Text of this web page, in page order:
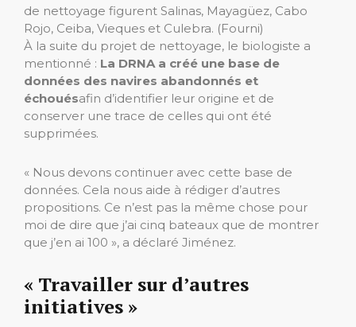
de nettoyage figurent Salinas, Mayagüez, Cabo
Rojo, Ceiba, Vieques et Culebra. (Fourni)
À la suite du projet de nettoyage, le biologiste a
mentionné : La DRNA a créé une base de
données des navires abandonnés et
échouésafin d’identifier leur origine et de
conserver une trace de celles qui ont été
supprimées.
« Nous devons continuer avec cette base de
données. Cela nous aide à rédiger d’autres
propositions. Ce n’est pas la même chose pour
moi de dire que j’ai cinq bateaux que de montrer
que j’en ai 100 », a déclaré Jiménez.
« Travailler sur d’autres
initiatives »